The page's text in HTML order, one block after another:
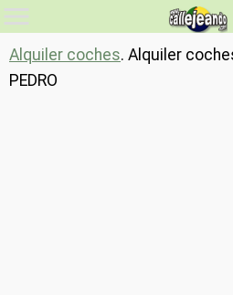
Alquiler coches. Alquiler
PEDRO